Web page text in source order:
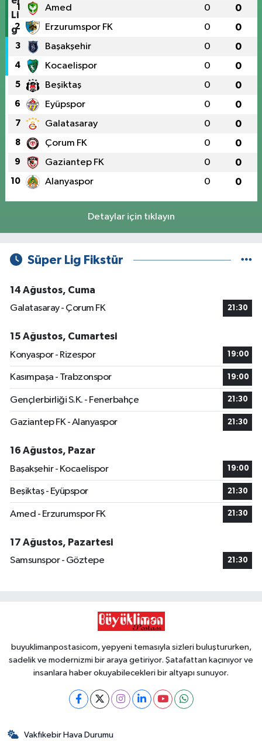
1 Amed 0 0
2 Erzurumspor FK 0 0
3 Başakşehir 0 0
4 Kocaelispor 0 0
5 Beşiktaş 0 0
6 Eyüpspor 0 0
7 Galatasaray 0 0
8 Çorum FK 0 0
9 Gaziantep FK 0 0
10 Alanyaspor 0 0
Detaylar için tıklayın
Süper Lig Fikstür
14 Ağustos, Cuma
Galatasaray - Çorum FK
21:30
15 Ağustos, Cumartesi
Konyaspor - Rizespor
19:00
Kasımpaşa - Trabzonspor 19:00
Gençlerbirliği S.K. - Fenerbahçe 21:30
Gaziantep FK - Alanyaspor 21:30
16 Ağustos, Pazar
Başakşehir - Kocaelispor
19:00
Beşiktaş - Eyüpspor 21:30
Amed - Erzurumspor FK 21:30
17 Ağustos, Pazartesi
Samsunspor - Göztepe
21:30
buyuklimanpostasicom, yepyeni temasıyla sizleri buluştururken,
sadelik ve modernizmi bir araya getiriyor. Şatafattan kaçınıyor ve
insanlara haber okuyabilecekleri bir altyapı sunuyor.
Vakfıkebir Hava Durumu